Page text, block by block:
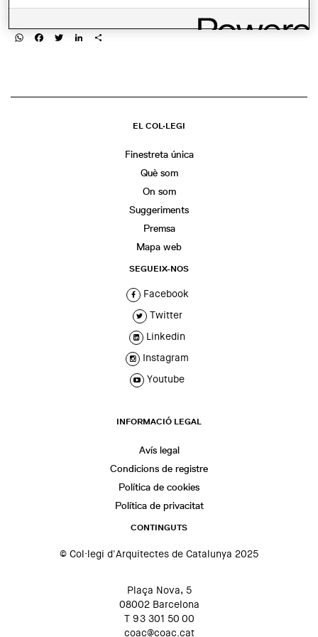
WhatsAppFacebookTwitterLinkedIn
EL COL·LEGI
Finestreta única
Què som
On som
Suggeriments
Premsa
Mapa web
SEGUEIX-NOS
Facebook
Twitter
Linkedin
Instagram
Youtube
INFORMACIÓ LEGAL
Avís legal
Condicions de registre
Política de cookies
Política de privacitat
CONTINGUTS
© Col·legi d'Arquitectes de Catalunya 2025
Plaça Nova, 5
08002 Barcelona
T 93 301 50 00
coac@coac.cat